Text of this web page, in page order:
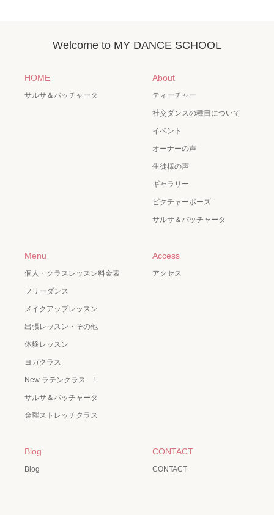
Welcome to MY DANCE SCHOOL
HOME
サルサ＆バッチャータ
About
ティーチャー
社交ダンスの種目について
イベント
オーナーの声
生徒様の声
ギャラリー
ピクチャーポーズ
サルサ＆バッチャータ
Menu
個人・クラスレッスン料金表
フリーダンス
メイクアップレッスン
出張レッスン・その他
体験レッスン
ヨガクラス
New ラテンクラス !
サルサ＆バッチャータ
金曜ストレッチクラス
Access
アクセス
Blog
Blog
CONTACT
CONTACT